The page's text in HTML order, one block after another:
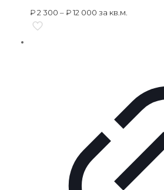
₽2 300 –₽12 000 за кв.м.